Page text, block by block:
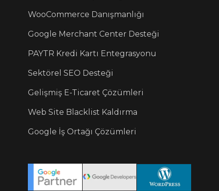
WooCommerce Danışmanlığı
Google Merchant Center Desteği
PAYTR Kredi Kartı Entegrasyonu
Sektörel SEO Desteği
Gelişmiş E-Ticaret Çözümleri
Web Site Blacklist Kaldırma
Google İş Ortağı Çözümleri